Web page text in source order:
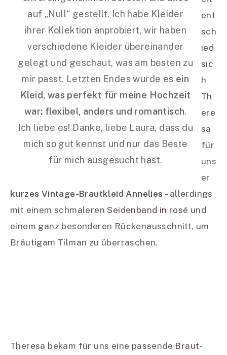
auf „Null“ gestellt. Ich habe Kleider
ihrer Kollektion anprobiert, wir haben
verschiedene Kleider übereinander
gelegt und geschaut, was am besten zu
mir passt. Letzten Endes wurde es ein
Kleid, was perfekt für meine Hochzeit
war: flexibel, anders und romantisch.
Ich liebe es! Danke, liebe Laura, dass du
mich so gut kennst und nur das Beste
für mich ausgesucht hast.
ent
sch
ied
sic
h
Th
ere
sa
für
uns
er
kurzes Vintage-Brautkleid Annelies – allerdings
mit einem schmalerenSeidenband in rosé und
einem ganz besonderen Rückenausschnitt, um
Bräutigam Tilman zu überraschen.
Theresa bekam für uns eine passende Braut-